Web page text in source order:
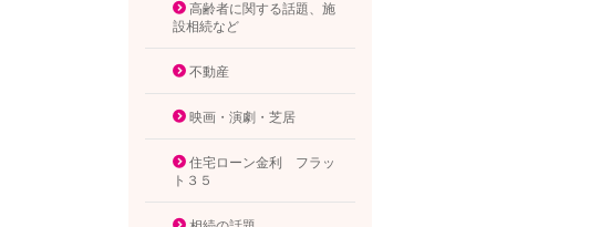
高齢者に関する話題、施
設相続など
不動産
映画・演劇・芝居
住宅ローン金利 フラッ
ト３５